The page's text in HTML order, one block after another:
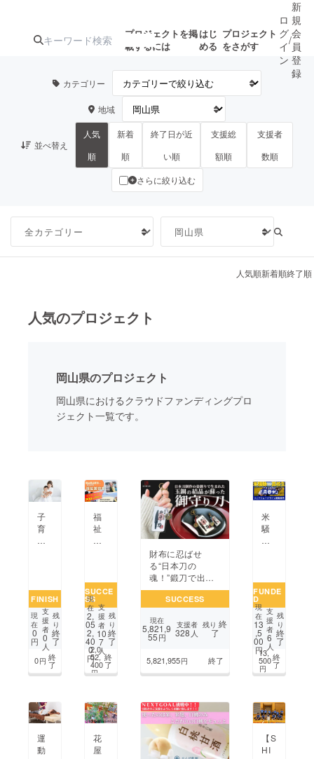
プロジェクトを掲
載するには
はじ
める
プロジェクト
をさがす
注目のリ
ターン
注目の新着プロ
ジェクト
募集終了が近いプ
ロジェクト
もうすぐ公開
されます
アート・写真
テクノロジー・ガジェット ゲーム・サ
CAMPFIRE for Social Good
CAMPFIREふるさと納税 machi-ya コミュニティ
ロ
グ
イ
ン
/
新
規
会
員
登
録
カテゴリー
地域
並べ替え
人気
順
新着
順
終了日が近
い順
支援総
額順
支援者
数順
さらに絞り込む
人気順新着順終了順
人気のプロジェクト
岡山県のプロジェクト
岡山県におけるクラウドファンディングプロ
ジェクト一覧です。
子
育
て
マ
も
気
兼
ね
な
く！
田
トー
タ
ビュー
ティー
FINISH
現
在
0
円
支
援
者
0
人
残
り
終
了
0円 終
了
福
祉
美
オー
プ
ン！
岡
山
玉
野
で
を
支
る
場
SUCCE
SS
現
在
2,
05
2,
40
0
円
支
援
者
10
7
人
残
り
終
了
2,0
52,
400
円
終
了
財布に忍ばせ
る“日本刀の
魂！”鍛刀で出た
玉鋼の結晶を蘇ら
せた小さなお守り
SUCCESS
現在
5,821,9
55円
支援者
328 人
残り 終
了
5,821,955円 終了
米
騒
動
生
挑
む！
岡
山
産
減
フェ
ア
レー
ド
FUNDE
D
現
在
13
,5
00
円
支
援
者
6
人
残
り
終
了
13,
500
円
終
了
運
動
花
屋
【S
HI